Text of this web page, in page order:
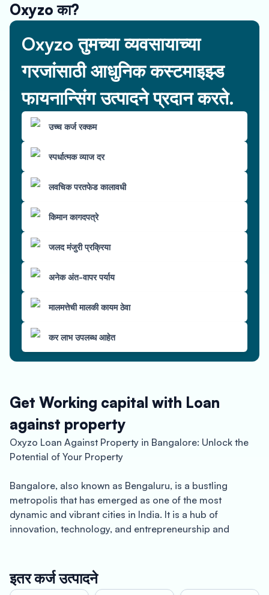
Oxyzo का?
Oxyzo तुमच्या व्यवसायाच्या
गरजांसाठी आधुनिक कस्टमाइझ्ड
फायनान्सिंग उत्पादने प्रदान करते.
उच्च कर्ज रक्कम
स्पर्धात्मक व्याज दर
लवचिक परतफेड कालावधी
किमान कागदपत्रे
जलद मंजुरी प्रक्रिया
अनेक अंत-वापर पर्याय
मालमत्तेची मालकी कायम ठेवा
कर लाभ उपलब्ध आहेत
Get Working capital with Loan
against property
Oxyzo Loan Against Property in Bangalore: Unlock the
Potential of Your Property
Bangalore, also known as Bengaluru, is a bustling
metropolis that has emerged as one of the most
dynamic and vibrant cities in India. It is a hub of
innovation, technology, and entrepreneurship and
job opportunities. With a population of over 12 million
and a booming economy, Bangalore is a city of
इतर कर्ज उत्पादने